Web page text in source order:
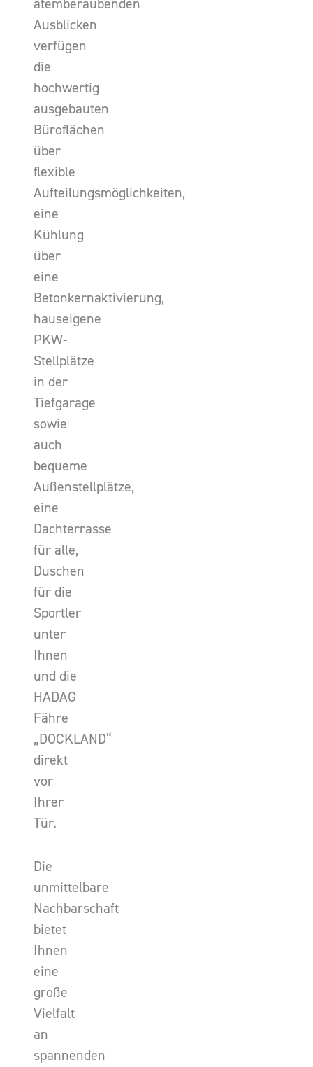
atemberaubenden
Ausblicken
verfügen
die
hochwertig
ausgebauten
Büroflächen
über
flexible
Aufteilungsmöglichkeiten,
eine
Kühlung
über
eine
Betonkernaktivierung,
hauseigene
PKW-
Stellplätze
in der
Tiefgarage
sowie
auch
bequeme
Außenstellplätze,
eine
Dachterrasse
für alle,
Duschen
für die
Sportler
unter
Ihnen
und die
HADAG
Fähre
„DOCKLAND“
direkt
vor
Ihrer
Tür.
Die
unmittelbare
Nachbarschaft
bietet
Ihnen
eine
große
Vielfalt
an
spannenden